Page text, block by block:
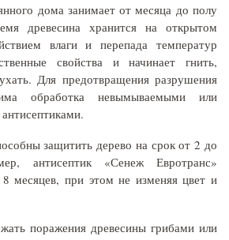
дома занимает от месяца до полу
древесина хранится на открытом
влаги и перепада температур
свойства и начинает гнить,
Для предотвращения разрушения
обработка невымываемыми или
защитить дерево на срок от 2 до
антисептик «Сенеж Евротранс»
месяцев, при этом не изменяя цвет и
поражения древесины грибами или